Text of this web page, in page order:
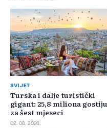
SVIJET
Turska i dalje turistički
gigant: 25,8 miliona gostiju
za šest mjeseci
02. 08. 2026.